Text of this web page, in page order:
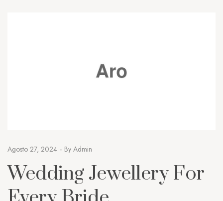
Agosto 27, 2024 By Admin
Wedding Jewellery For